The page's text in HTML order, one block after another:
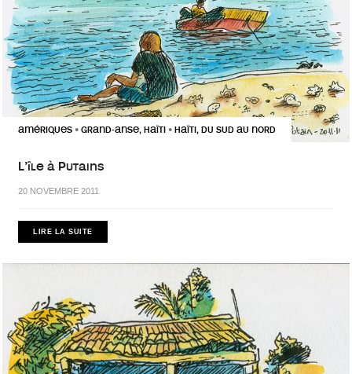
AMÉRIQUES • GRAND-ANSE, HAÏTI • HAÏTI, DU SUD AU NORD
L’île à Putains
20 NOVEMBRE 2011
LIRE LA SUITE